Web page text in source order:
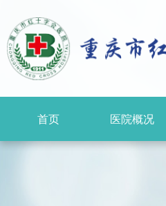
首页 医院概况